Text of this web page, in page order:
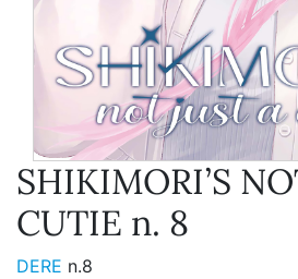
SHIKIMORI’S
CUTIE n. 8
DERE n.8